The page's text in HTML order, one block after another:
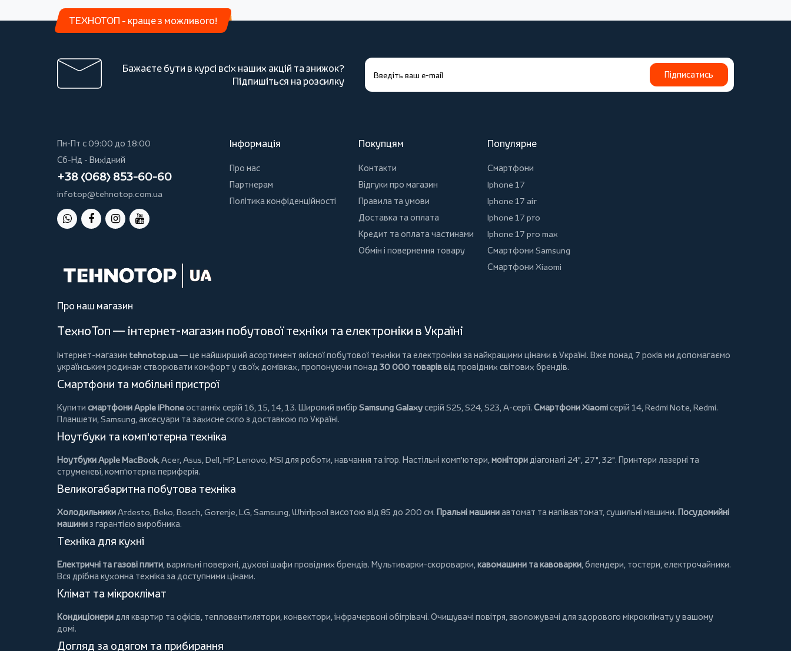
ТЕХНОТОП - краще з можливого!
Бажаєте бути в курсі всіх наших акцій та знижок?
Підпишіться на розсилку
Підписатись
Пн-Пт с 09:00 до 18:00
Сб-Нд - Вихідний
+38 (068) 853-60-60
infotop@tehnotop.com.ua
Інформація
Про нас
Партнерам
Політика конфіденційності
Покупцям
Контакти
Відгуки про магазин
Правила та умови
Доставка та оплата
Кредит та оплата частинами
Обмін і повернення товару
Популярне
Смартфони
Iphone 17
Iphone 17 air
Iphone 17 pro
Iphone 17 pro max
Смартфони Samsung
Смартфони Xiaomi
Про наш магазин
ТехноТоп — інтернет-магазин побутової техніки та електроніки в Україні
Інтернет-магазин tehnotop.ua— це найширший асортимент якісної побутової техніки та електроніки за найкращими цінами в Україні. Вже понад 7 років ми допомагаємо
українським родинам створювати комфорт у своїх домівках, пропонуючи понад 30 000 товаріввід провідних світових брендів.
Смартфони та мобільні пристрої
Купити смартфони Apple iPhoneостанніх серій 16, 15, 14, 13. Широкий вибір Samsung Galaxyсерій S25, S24, S23, A-серії. Смартфони Xiaomiсерій 14, Redmi Note, Redmi.
Планшети, Samsung, аксесуари тазахисне скло з доставкою по Україні.
Ноутбуки та комп'ютерна техніка
Ноутбуки Apple MacBook,Acer,Asus,Dell,HP,Lenovo,MSI для роботи, навчання та ігор. Настільні комп'ютери,моніторидіагоналі 24", 27", 32". Принтери лазерні та
струменеві, комп'ютерна периферія.
Великогабаритна побутова техніка
ХолодильникиArdesto,Beko,Bosch,Gorenje,LG,Samsung,Whirlpool висотою від 85 до 200 см. Пральні машиниавтомат та напівавтомат,сушильні машини. Посудомийні
машиниз гарантією виробника.
Техніка для кухні
Електричні та газові плити, варильні поверхні, духові шафи провідних брендів. Мультиварки-скороварки,кавомашини та кавоварки,блендери, тостери,електрочайники.
Вся дрібна кухонна техніка за доступними цінами.
Клімат та мікроклімат
Кондиціонеридля квартир та офісів, тепловентилятори,конвектори,інфрачервоні обігрівачі. Очищувачі повітря, зволожувачі для здорового мікроклімату у вашому
домі.
Догляд за одягом та прибирання